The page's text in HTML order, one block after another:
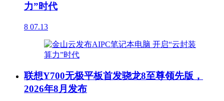
力”时代
8 07.13
联想Y700无极平板首发骁龙8至尊领先版，
2026年8月发布